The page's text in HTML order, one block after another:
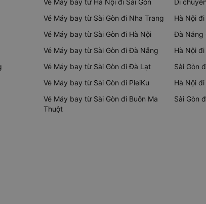
Vé Máy bay từ Hà Nội đi Sài Gòn
Vé Máy bay từ Sài Gòn đi Nha Trang
Vé Máy bay từ Sài Gòn đi Hà Nội
Vé Máy bay từ Sài Gòn đi Đà Nẵng
Vé Máy bay từ Sài Gòn đi Đà Lạt
Vé Máy bay từ Sài Gòn đi PleiKu
Vé Máy bay từ Sài Gòn đi Buôn Ma
Thuột
Di chuyển
Hà Nội
Đà Nẵng
Hà Nội
Sài Gòn
Hà Nội đi
Sài Gòn